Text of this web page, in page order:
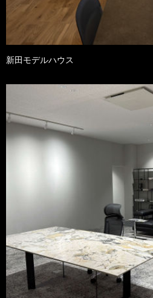
新田モデルハウス